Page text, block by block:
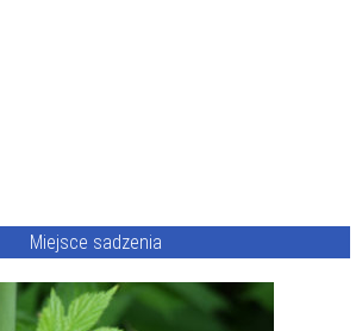
Miejsce sadzenia